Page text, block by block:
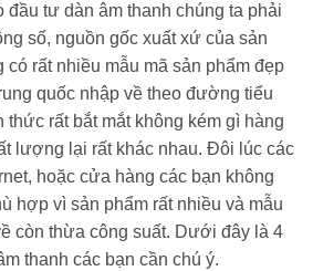
đầu tư dàn âm thanh chúng ta phải
số, nguồn gốc xuất xứ của sản
có rất nhiều mẫu mã sản phẩm đẹp
quốc nhập về theo đường tiểu
thức rất bắt mắt không kém gì hàng
lượng lại rất khác nhau. Đôi lúc các
hoặc cửa hàng các bạn không
hợp vì sản phẩm rất nhiều và mẫu
còn thừa công suất. Dưới đây là 4
thanh các bạn cần chú ý.